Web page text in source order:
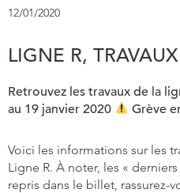
12/01/2020
LIGNE R,
Retrouvez les travaux de la
au 19 janvier 2020
Grève
Voici les informations sur les
Ligne R. À noter, les «
repris dans le billet, rassurez-